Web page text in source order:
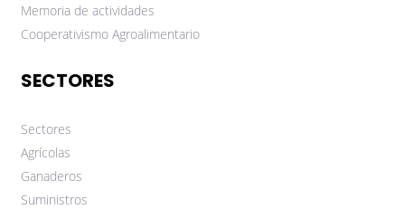
Memoria de actividades
Cooperativismo Agroalimentario
SECTORES
Sectores
Agrícolas
Ganaderos
Suministros